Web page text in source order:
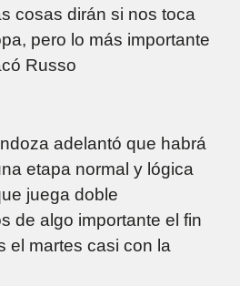
cosas dirán si nos toca
pero lo más importante
Russo
adelantó que habrá
etapa normal y lógica
juega doble
de algo importante el fin
el martes casi con la